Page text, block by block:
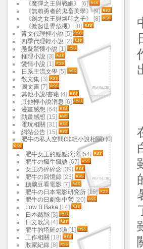
《魔彈之王與戰姬》
[6]
《無賴勇者的鬼畜美學》[9]
《劍之女王與烙印之子》
[8]
《掀起世界危機》
[8]
青文代理輕小說 [5]
四季代理輕小說 [2]
懸疑驚慄小說 [1]
推理小說 [3]
愛情小說 [1]
日系主流文學 [5]
散文集 [3]
圖文書 [7]
其他小說/書籍 [4]
其他輕小說消息 [6]
漫畫感想 [64]
動畫感想 [15]
電玩相關 [31]
網站公告 [15]
肥牛の私人空間(非輕小說相關)[0]
肥牛女王的點點滴滴[54]
肥牛の瘋牛瘋語 [67]
女王の碎碎念 [39]
肥牛の回憶錄 [23]
糖黐豆看電影 [7]
肥牛の日本電影研究所 [15]
肥牛の日劇集中營 [20]
Low B Baka [14]
日本藝能 [3]
日文歌詞 [4]
肥牛的塔羅の道 [1]
工作相關 [18]
敗家紀錄 [8]